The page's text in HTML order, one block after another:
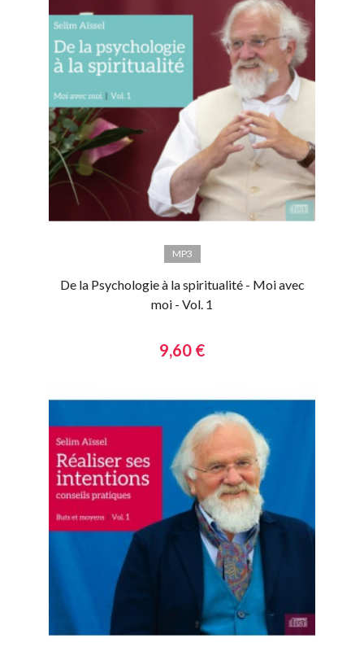
MP3
De la Psychologie à la spiritualité - Moi avec
moi - Vol. 1
9,60 €